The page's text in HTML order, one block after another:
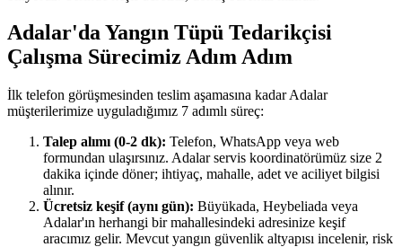
Adalar'da Yangın Tüpü Tedarikçisi
Çalışma Sürecimiz Adım Adım
İlk telefon görüşmesinden teslim aşamasına kadar Adalar
müşterilerimize uyguladığımız 7 adımlı süreç:
Talep alımı (0-2 dk): Telefon, WhatsApp veya web
formundan ulaşırsınız. Adalar servis koordinatörümüz size 2
dakika içinde döner; ihtiyaç, mahalle, adet ve aciliyet bilgisi
alınır.
Ücretsiz keşif (aynı gün): Büyükada, Heybeliada veya
Adalar'ın herhangi bir mahallesindeki adresinize keşif
aracımız gelir. Mevcut yangın güvenlik altyapısı incelenir, risk